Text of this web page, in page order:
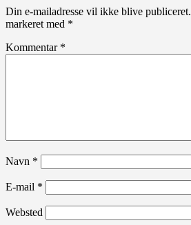
Din e-mailadresse vil ikke blive publiceret.
markeret med *
Kommentar *
Navn *
E-mail *
Websted